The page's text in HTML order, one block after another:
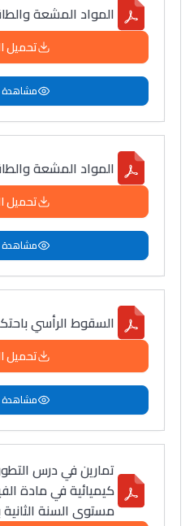
المواد المشعة
تحميل
مشاهدة
المواد المشعة
تحميل
مشاهدة
السقوط الرأسي
تحميل
مشاهدة
تمارين في درس
كيميائية في مادة
مستوى السنة الثانية